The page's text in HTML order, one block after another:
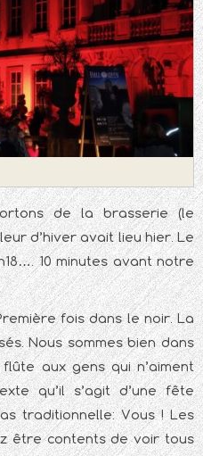
de la brasserie (le
d’hiver avait lieu hier. Le
10 minutes avant notre
fois dans le noir. La
Nous sommes bien dans
flûte aux gens qui n’aiment
qu’il s’agit d’une fête
traditionnelle: Vous ! Les
être contents de voir tous